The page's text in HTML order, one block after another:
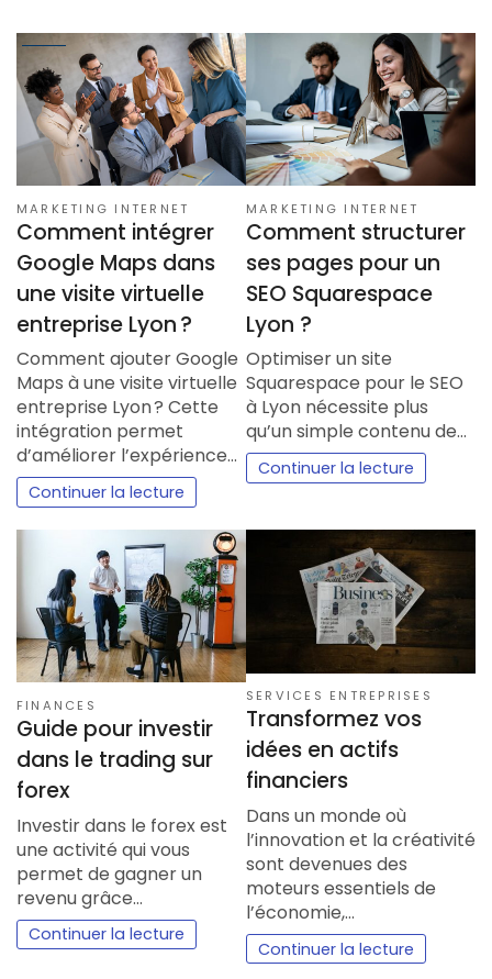
MARKETING INTERNET
Comment intégrer
Google Maps dans
une visite virtuelle
entreprise Lyon ?
Comment ajouter Google
Maps à une visite virtuelle
entreprise Lyon ? Cette
intégration permet
d’améliorer l’expérience…
Continuer la lecture
MARKETING INTERNET
Comment structurer
ses pages pour un
SEO Squarespace
Lyon ?
Optimiser un site
Squarespace pour le SEO
à Lyon nécessite plus
qu’un simple contenu de…
Continuer la lecture
FINANCES
Guide pour investir
dans le trading sur
forex
Investir dans le forex est
une activité qui vous
permet de gagner un
revenu grâce…
Continuer la lecture
SERVICES ENTREPRISES
Transformez vos
idées en actifs
financiers
Dans un monde où
l’innovation et la créativité
sont devenues des
moteurs essentiels de
l’économie,…
Continuer la lecture